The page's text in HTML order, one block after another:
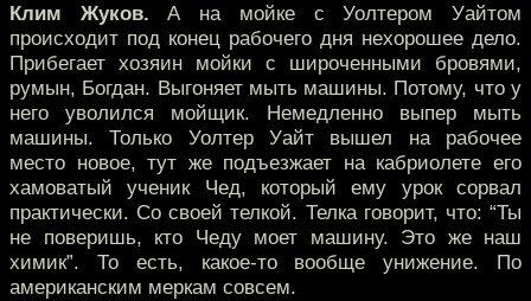
Клим Жуков. А на мойке с Уолтером Уайтом
происходит под конец рабочего дня нехорошее дело.
Прибегает хозяин мойки с широченными бровями,
румын, Богдан. Выгоняет мыть машины. Потому, что у
него уволился мойщик. Немедленно выпер мыть
машины. Только Уолтер Уайт вышел на рабочее
место новое, тут же подъезжает на кабриолете его
хамоватый ученик Чед, который ему урок сорвал
практически. Со своей телкой. Телка говорит, что: “Ты
не поверишь, кто Чеду моет машину. Это же наш
химик”. То есть, какое-то вообще унижение. По
американским меркам совсем.